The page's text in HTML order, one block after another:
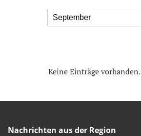
September
Keine Einträge vorhanden.
Nachrichten aus der Region